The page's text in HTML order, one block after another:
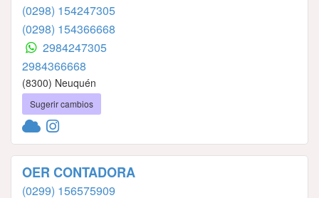
(0298) 154247305
(0298) 154366668
2984247305
2984366668
(8300) Neuquén
Sugerir cambios
OER CONTADORA
(0299) 156575909